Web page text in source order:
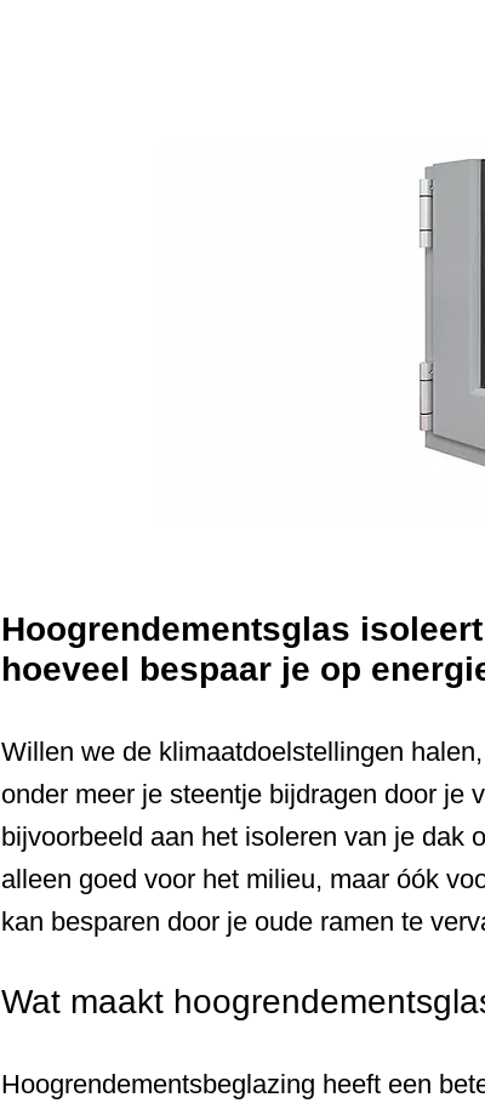
Hoogrendementsglas
hoeveel bespaar je op
Willen we de klimaatdoelstellingen
onder meer je steentje bijdragen door je
bijvoorbeeld aan het isoleren van je dak
alleen goed voor het milieu, maar óók
kan besparen door je oude ramen te
Wat maakt
Hoogrendementsbeglazing heeft een